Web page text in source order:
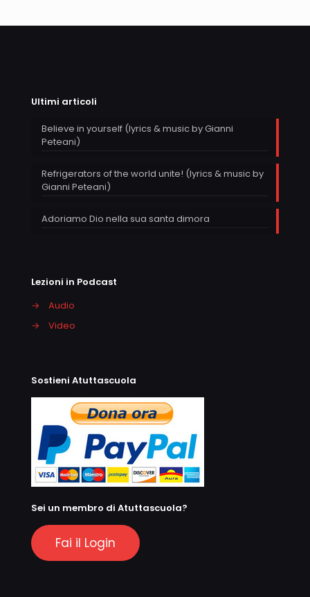
Ultimi articoli
Believe in yourself (lyrics & music by Gianni
Peteani)
Refrigerators of the world unite! (lyrics & music by
Gianni Peteani)
Adoriamo Dio nella sua santa dimora
Lezioni in Podcast
→
Audio
→
Video
Sostieni Atuttascuola
Sei un membro di Atuttascuola?
Fai il Login